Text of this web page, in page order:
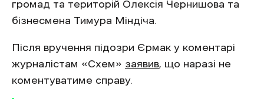
громад та територій Олексія Чернишова та
бізнесмена Тимура Міндіча.
Після вручення підозри Єрмак у коментарі
журналістам «Схем» заявив, що наразі не
коментуватиме справу.